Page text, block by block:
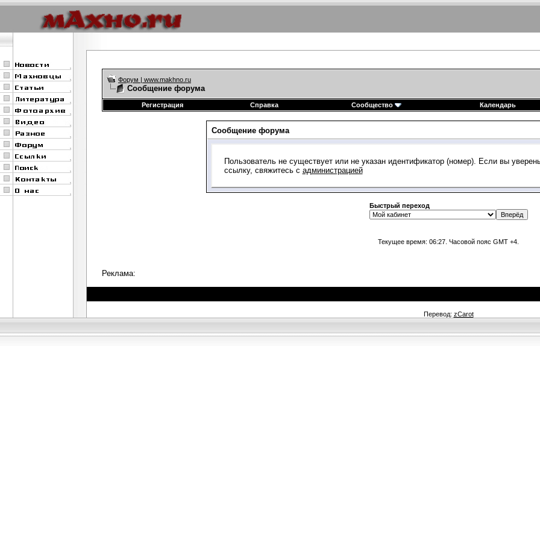
Форум | www.makhno.ru
Сообщение форума
Регистрация
Справка Сообщество Календарь
Сообщение форума
Пользователь не существует или не указан идентификатор (номер). Если вы
ссылку, свяжитесь с администрацией
Быстрый переход
Текущее время: 06:27 . Часовой пояс GMT +4.
Реклама:
Перевод: zCarot